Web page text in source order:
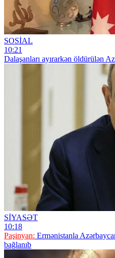
SOSİAL
10:21
Dalaşanları ayırarkən öldürülən
SİYASƏT
10:18
Paşinyan: Ermənistanla
bağlanıb